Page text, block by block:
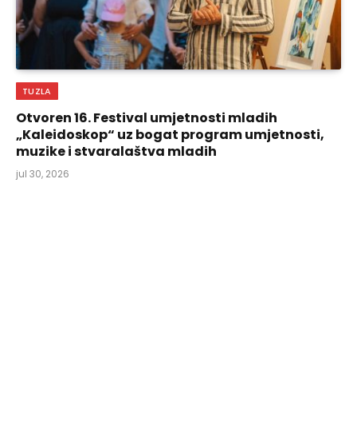
TUZLA
Otvoren 16. Festival umjetnosti mladih
„Kaleidoskop“ uz bogat program umjetnosti,
muzike i stvaralaštva mladih
jul 30, 2026